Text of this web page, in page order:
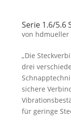
Serie 1.6/5.6
von hdmueller
„Die
drei
sichere
für geringe